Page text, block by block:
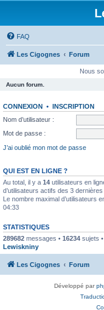
FAQ
Les Cigognes Forum
Nous
Aucun forum.
CONNEXION • INSCRIPTION
Nom d’utilisateur :
Mot de passe :
J’ai oublié mon mot de passe
QUI EST EN LIGNE ?
Au total, il y a 14 utilisateurs en
d’utilisateurs actifs des 3
Le nombre maximal d’utilisateurs
04:33
STATISTIQUES
289682 messages • 16234 sujets •
Lewiskniny
Les Cigognes Forum
Développé par